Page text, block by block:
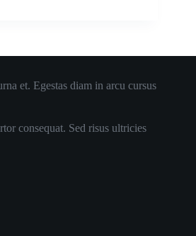
et. Egestas diam in arcu cursus
consequat. Sed risus ultricies